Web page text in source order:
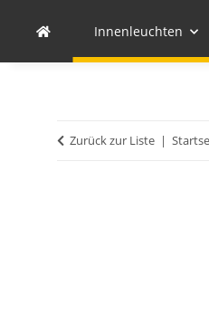
Innenleuchten
Zurück zur Liste